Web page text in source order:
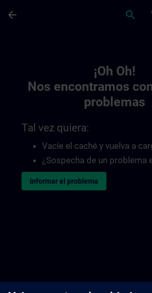
arrow_back search
¡Oh Oh!
Nos encontramos
problemas
Tal vez quiera:
Vacíe el caché y vuelva a
¿Sospecha de un problema
Informar el problema